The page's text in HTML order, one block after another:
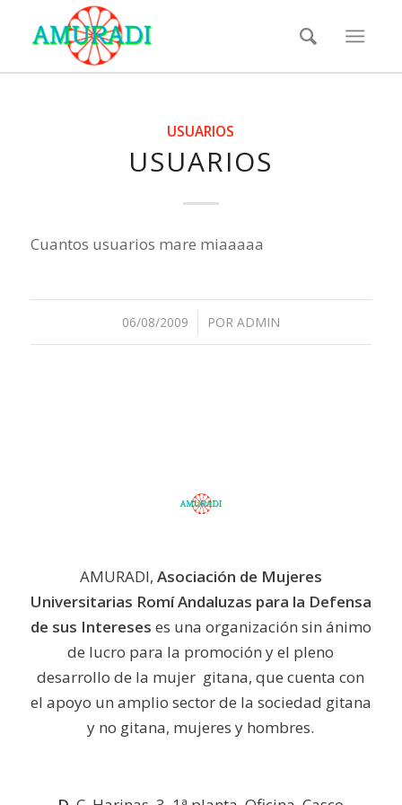
USUARIOS
USUARIOS
Cuantos usuarios mare miaaaaa
06/08/2009
/ POR ADMIN
AMURADI, Asociación de Mujeres
Universitarias Romí Andaluzas para la Defensa
de sus Intereses es una organización sin ánimo
de lucro para la promoción y el pleno
desarrollo de la mujer gitana, que cuenta con
el apoyo un amplio sector de la sociedad gitana
y no gitana, mujeres y hombres.